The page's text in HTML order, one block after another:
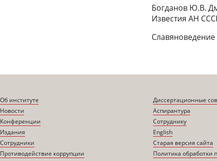
Богданов Ю.В.
Известия АН
Об институте
Новости
Конференции
Издания
Сотрудники
Противодействие коррупции
Диссертационные
Аспирантура
Сотруднику
English
Старая версия сайта
Политика обработки